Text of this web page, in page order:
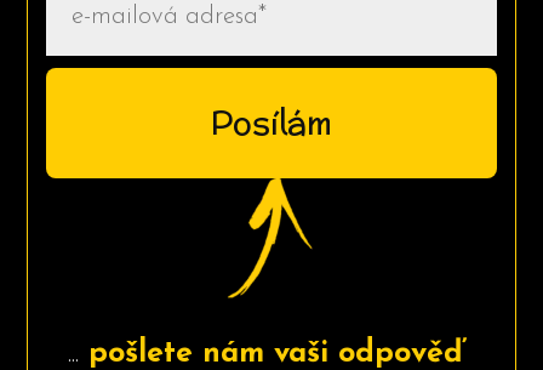
Posílám
... pošlete nám vaši odpověď